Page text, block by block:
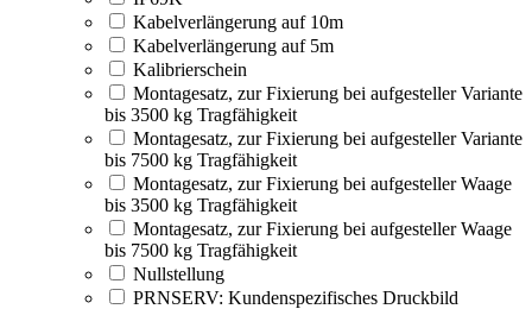
Kabelverlängerung auf 10m
Kabelverlängerung auf 5m
Kalibrierschein
Montagesatz, zur Fixierung bei aufgesteller Variante
bis 3500 kg Tragfähigkeit
Montagesatz, zur Fixierung bei aufgesteller Variante
bis 7500 kg Tragfähigkeit
Montagesatz, zur Fixierung bei aufgesteller Waage
bis 3500 kg Tragfähigkeit
Montagesatz, zur Fixierung bei aufgesteller Waage
bis 7500 kg Tragfähigkeit
Nullstellung
PRNSERV: Kundenspezifisches Druckbild